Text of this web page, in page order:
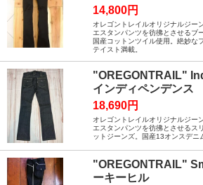
14,800円
オレゴントレイルオリジナルジー
エスタンパンツを彷彿とさせるブ
国産コットンツイル使用。絶妙な
テイスト満載。
"OREGONTRAIL"
インディペンデンス
18,690円
オレゴントレイルオリジナルジー
エスタンパンツを彷彿とさせるス
ットジーンズ。国産13オンスデニ
"OREGONTRAIL"
ーキーヒル